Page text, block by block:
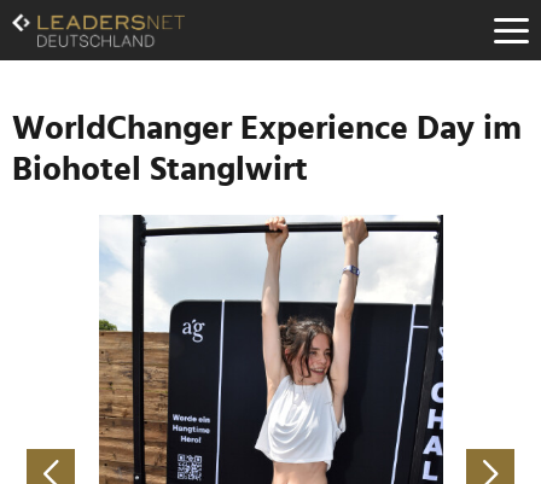
Zum
Inhalt
Zur
Navigation
Zur
Hauptnavigation
WorldChanger Experience Day im
Biohotel Stanglwirt